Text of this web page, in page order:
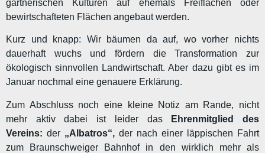
gärtnerischen Kulturen auf ehemals Freiflächen oder
bewirtschafteten Flächen angebaut werden.
Kurz und knapp: Wir bäumen da auf, wo vorher nichts
dauerhaft wuchs und fördern die Transformation zur
ökologisch sinnvollen Landwirtschaft. Aber dazu gibt es im
Januar nochmal eine genauere Erklärung.
Zum Abschluss noch eine kleine Notiz am Rande, nicht
mehr aktiv dabei ist leider das
Ehrenmitglied des
Vereins: der „Albatros“, der nach einer läppischen Fahrt
zum Braunschweiger Bahnhof in den wirklich mehr als